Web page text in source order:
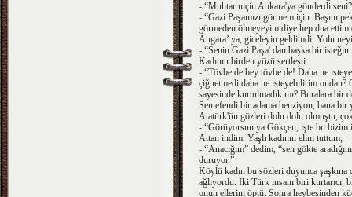
- “Muhtar niçin Ankara'ya gönderdi
- “Gazi Paşamızı görmem için. Başını
görmeden ölmeyeyim diye hep dua ettim
Angara’ ya, giceleyin geldimdi. Yolu
- “Senin Gazi Paşa' dan başka bir isteğin
Kadının birden yüzü sertleşti.
- “Tövbe de bey tövbe de! Daha ne
çiğnetmedi daha ne isteyebilirim
sayesinde kurtulmadık mı? Buralara bir
Sen efendi bir adama benziyon, bana bir
Atatürk'ün gözleri dolu dolu olmuştu,
- “Görüyorsun ya Gökçen, işte bu bizim
Attan indim. Yaşlı kadının elini tuttum;
- “Anacığım” dedim, “sen gökte
duruyor.”
Köylü kadın bu sözleri duyunca
ağlıyordu. İki Türk insanı biri kurtarıcı,
onun ellerini öptü. Sonra heybesinden